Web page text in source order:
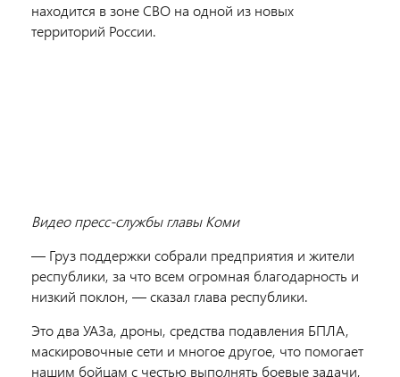
находится в зоне СВО на одной из новых
территорий России.
Видео пресс-службы главы Коми
— Груз поддержки собрали предприятия и жители
республики, за что всем огромная благодарность и
низкий поклон, — сказал глава республики.
Это два УАЗа, дроны, средства подавления БПЛА,
маскировочные сети и многое другое, что помогает
нашим бойцам с честью выполнять боевые задачи,